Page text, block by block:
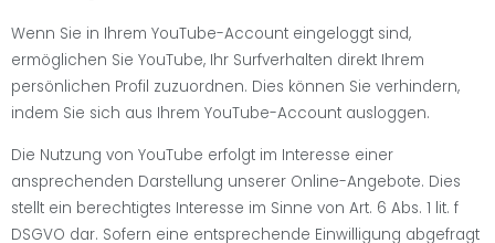
Wenn Sie in Ihrem YouTube-Account eingeloggt sind,
ermöglichen Sie YouTube, Ihr Surfverhalten direkt Ihrem
persönlichen Profil zuzuordnen. Dies können Sie verhindern,
indem Sie sich aus Ihrem YouTube-Account ausloggen.
Die Nutzung von YouTube erfolgt im Interesse einer
ansprechenden Darstellung unserer Online-Angebote. Dies
stellt ein berechtigtes Interesse im Sinne von Art. 6 Abs. 1 lit. f
DSGVO dar. Sofern eine entsprechende Einwilligung abgefragt